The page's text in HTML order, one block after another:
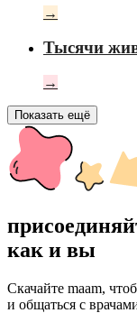
→
Тысячи
→
Показать ещё
как и вы
Скачайте maam,
и общаться с